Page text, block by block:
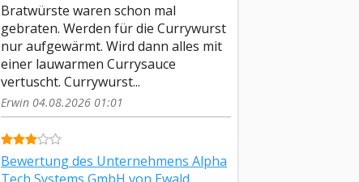
Bratwürste waren schon mal
gebraten. Werden für die Currywurst
nur aufgewärmt. Wird dann alles mit
einer lauwarmen Currysauce
vertuscht. Currywurst...
Erwin 04.08.2026 01:01
Bewertung des Unternehmens Alpha